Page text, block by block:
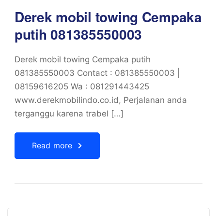
Derek mobil towing Cempaka
putih 081385550003
Derek mobil towing Cempaka putih
081385550003 Contact : 081385550003 |
08159616205 Wa : 081291443425
www.derekmobilindo.co.id, Perjalanan anda
terganggu karena trabel […]
Read more